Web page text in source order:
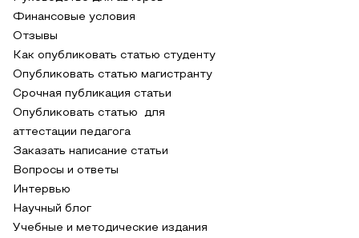
Финансовые условия
Отзывы
Как опубликовать статью студенту
Опубликовать статью магистранту
Срочная публикация статьи
Опубликовать статью для
аттестации педагога
Заказать написание статьи
Вопросы и ответы
Интервью
Научный блог
Учебные и методические издания